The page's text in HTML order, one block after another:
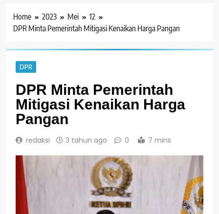
Home 2023 Mei
12
DPR Minta Pemerintah Mitigasi Kenaikan Harga Pangan
DPR
DPR Minta Pemerintah
Mitigasi Kenaikan Harga
Pangan
redaksi 3 tahun ago 0 7 mins